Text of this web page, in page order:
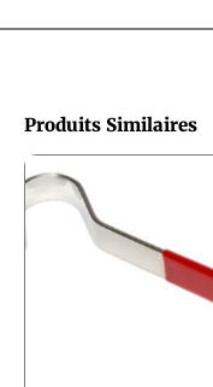
Produits Similaires